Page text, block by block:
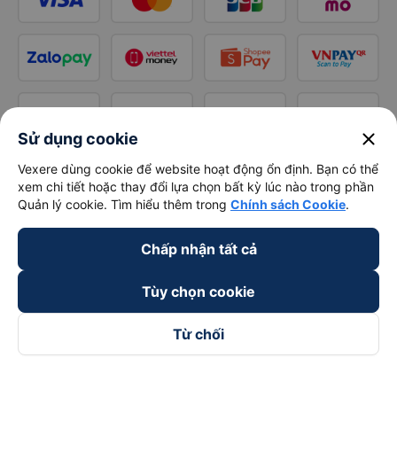
Sử dụng cookie close
Vexere dùng cookie để website hoạt động ổn định. Bạn có thể
xem chi tiết hoặc thay đổi lựa chọn bất kỳ lúc nào trong phần
Quản lý cookie. Tìm hiểu thêm trong Chính sách Cookie.
Chấp nhận tất cả
Tùy chọn cookie
Từ chối